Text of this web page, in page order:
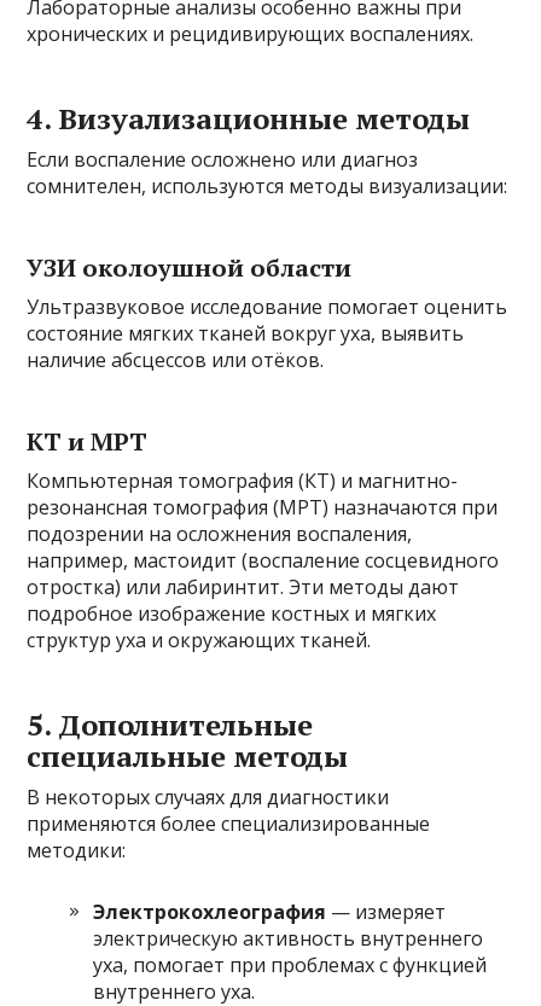
Лабораторные анализы особенно важны при
хронических и рецидивирующих воспалениях.
4. Визуализационные методы
Если воспаление осложнено или диагноз
сомнителен, используются методы визуализации:
УЗИ околоушной области
Ультразвуковое исследование помогает оценить
состояние мягких тканей вокруг уха, выявить
наличие абсцессов или отёков.
КТ и МРТ
Компьютерная томография (КТ) и магнитно-
резонансная томография (МРТ) назначаются при
подозрении на осложнения воспаления,
например, мастоидит (воспаление сосцевидного
отростка) или лабиринтит. Эти методы дают
подробное изображение костных и мягких
структур уха и окружающих тканей.
5. Дополнительные
специальные методы
В некоторых случаях для диагностики
применяются более специализированные
методики:
Электрокохлеография — измеряет
электрическую активность внутреннего
уха, помогает при проблемах с функцией
внутреннего уха.